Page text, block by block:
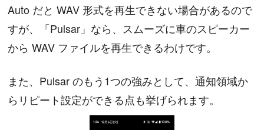
Auto だと WAV 形式を再生できない場合があるので
すが、「Pulsar」なら、スムーズに車のスピーカー
から WAV ファイルを再生できるわけです。
また、Pulsar のもう1つの強みとして、通知領域か
らリピート設定ができる点も挙げられます。